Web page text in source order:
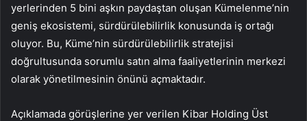
yerlerinden 5 bini aşkın paydaştan oluşan Kümelenme’nin
geniş ekosistemi, sürdürülebilirlik konusunda iş ortağı
oluyor. Bu, Küme’nin sürdürülebilirlik stratejisi
doğrultusunda sorumlu satın alma faaliyetlerinin merkezi
olarak yönetilmesinin önünü açmaktadır.
Açıklamada görüşlerine yer verilen Kibar Holding Üst